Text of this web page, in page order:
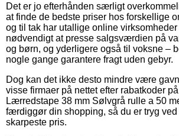
Det er jo efterhånden særligt
at finde de bedste priser hos forskellige
og til tak har utallige online virksomheder
nødvendigt at presse salgsværdien på
og børn, og yderligere også til voksne –
nogle gange garantere fragt uden gebyr.
Dog kan det ikke desto mindre være
visse firmaer på nettet efter rabatkoder
Lærredstape 38 mm Sølvgrå rulle a 50
færdiggør din shopping, så du er tryg ved
skarpeste pris.